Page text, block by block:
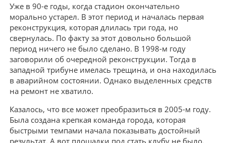
Уже в 90-е годы, когда стадион окончательно
морально устарел. В этот период и началась первая
реконструкция, которая длилась три года, но
свернулась. По факту за этот довольно большой
период ничего не было сделано. В 1998-м году
заговорили об очередной реконструкции. Тогда в
западной трибуне имелась трещина, и она находилась
в аварийном состоянии. Однако выделенных средств
на ремонт не хватило.
Казалось, что все может преобразиться в 2005-м году.
Была создана крепкая команда города, которая
быстрыми темпами начала показывать достойный
результат. А вот площадки под стать клубу не было.